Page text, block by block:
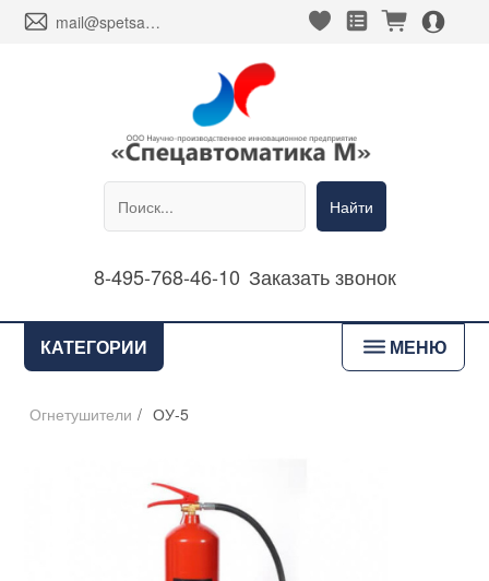
envelope mail@spetsavtomatika-m.ru heart_fill square_favorites_fill cart_fill person_alt_circle_fill
Найти
8-495-768-46-10 Заказать звонок
КАТЕГОРИИ bars МЕНЮ
Огнетушители / ОУ-5